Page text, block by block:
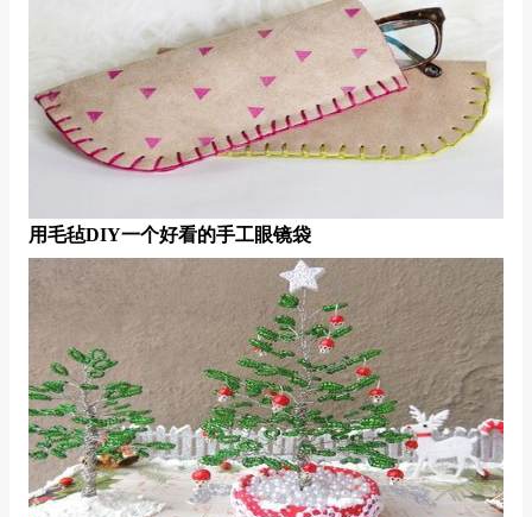
用毛毡DIY一个好看的手工眼镜袋